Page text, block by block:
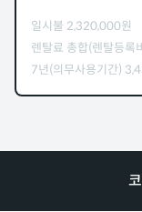
일시불 2,320,000원
렌탈료 총합(렌탈등록
7년(의무사용기간)